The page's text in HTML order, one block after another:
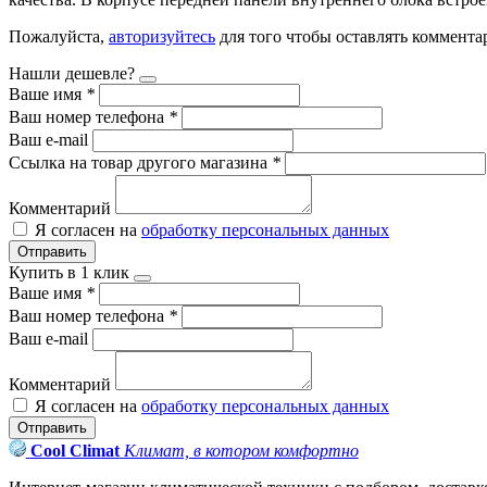
Пожалуйста, авторизуйтесь для того чтобы оставлять
Нашли дешевле?
Ваше имя *
Ваш номер телефона *
Ваш e-mail
Ссылка на товар другого магазина *
Комментарий
Я согласен на обработку персональных данных
Отправить
Купить в 1 клик
Ваше имя *
Ваш номер телефона *
Ваш e-mail
Комментарий
Я согласен на обработку персональных данных
Отправить
Cool Climat Климат, в котором комфортно